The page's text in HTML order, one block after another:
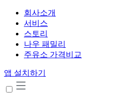
회사소개
서비스
스토리
나우 패밀리
주유소 가격비교
앱 설치하기